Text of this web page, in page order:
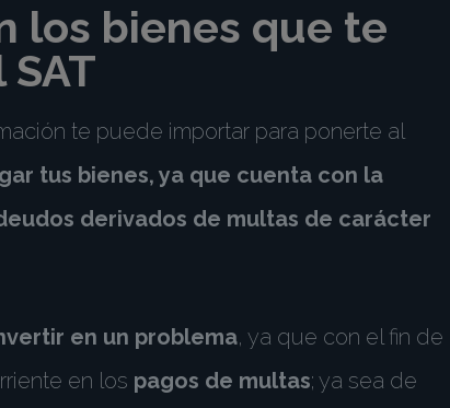
los bienes que te
te puede importar para ponerte al
tus bienes, ya que cuenta con la
derivados de multas de carácter
en un problema, ya que con el fin de
en los pagos de multas; ya sea de